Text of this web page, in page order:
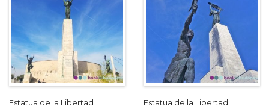
Estatua de la Libertad
Estatua de la Libertad